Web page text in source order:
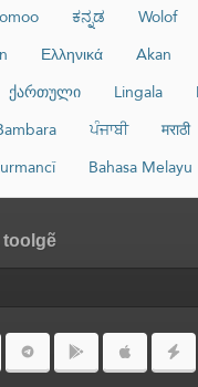
ಕನ್ನಡ Wolof
Ελληνικά Akan
ქართული Lingala
ਪੰਜਾਬੀ मराठी
Bahasa Melayu
toolgẽ